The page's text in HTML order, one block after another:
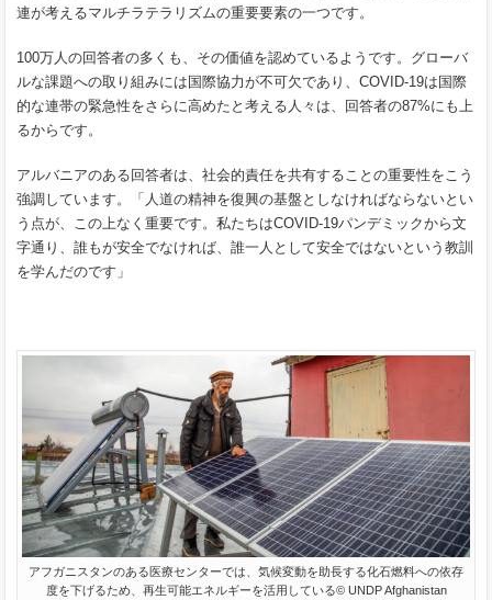
連が考えるマルチラテラリズムの重要要素の一つです。
100万人の回答者の多くも、その価値を認めているようです。グローバ
ルな課題への取り組みには国際協力が不可欠であり、COVID-19は国際
的な連帯の緊急性をさらに高めたと考える人々は、回答者の87%にも上
るからです。
アルバニアのある回答者は、社会的責任を共有することの重要性をこう
強調しています。「人道の精神を復興の基盤としなければならないとい
う点が、この上なく重要です。私たちはCOVID-19パンデミックから文
字通り、誰もが安全でなければ、誰一人として安全ではないという教訓
を学んだのです」
アフガニスタンのある医療センターでは、気候変動を助長する化石燃料への依存
度を下げるため、再生可能エネルギーを活用している© UNDP Afghanistan